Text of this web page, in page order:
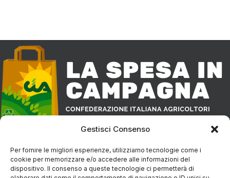
Gestisci Consenso
Per fornire le migliori esperienze, utilizziamo tecnologie come i
cookie per memorizzare e/o accedere alle informazioni del
dispositivo. Il consenso a queste tecnologie ci permetterà di
produttore alla tua tavola.